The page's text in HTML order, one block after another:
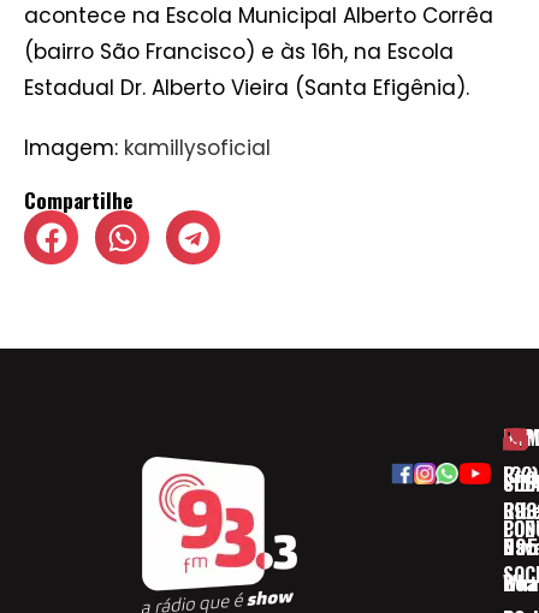
acontece na Escola Municipal Alberto Corrêa
(bairro São Francisco) e às 16h, na Escola
Estadual Dr. Alberto Vieira (Santa Efigênia).
Imagem: kamillysoficial
Compartilhe
(32)